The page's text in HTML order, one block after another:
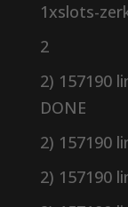
1xslots-
2
2) 157190
DONE
2) 157190
2) 157190